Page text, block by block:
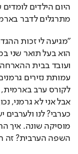
מתרגלים לדבר
השפה הערבית? זה